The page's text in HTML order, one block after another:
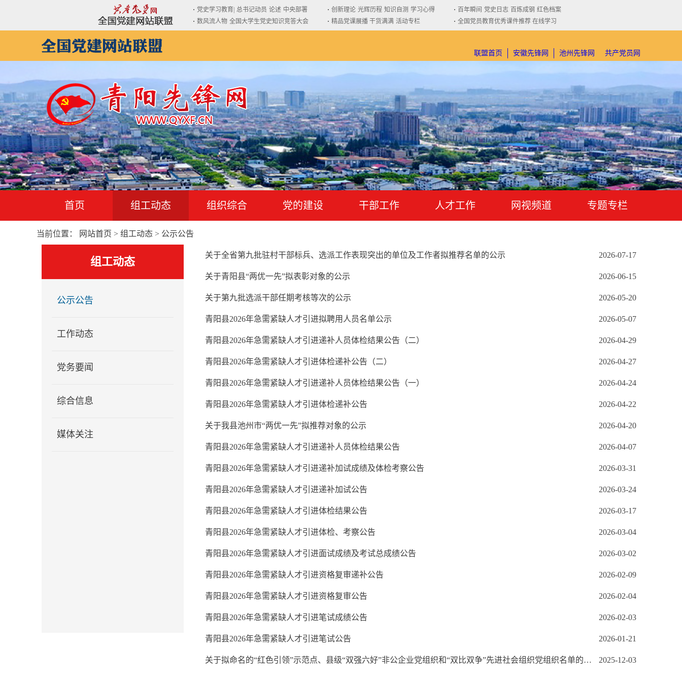
党史学习教育| 总书记动员 论述 中央部署
数风流人物 全国大学生党史知识竞答大会
创新理论 光辉历程 知识自测 学习心得
精品党课展播 干货满满 活动专栏
百年瞬间 党史日志 百炼成钢 红色档案
全国党员教育优秀课件推荐 在线学习
联盟首页 安徽先锋网 池州先锋网 共产党员网
首页 组工动态 组织综合 党的建设 干部工作 人才工作 网视频道 专题专栏
当前位置： 网站首页 > 组工动态 > 公示公告
组工动态
公示公告
工作动态
党务要闻
综合信息
媒体关注
2026-07-17
关于全省第九批驻村干部标兵、选派工作表现突出的单位及工作者拟推荐名单的公示
2026-06-15
关于青阳县“两优一先”拟表彰对象的公示
2026-05-20
关于第九批选派干部任期考核等次的公示
2026-05-07
青阳县2026年急需紧缺人才引进拟聘用人员名单公示
2026-04-29
青阳县2026年急需紧缺人才引进递补人员体检结果公告（二）
2026-04-27
青阳县2026年急需紧缺人才引进体检递补公告（二）
2026-04-24
青阳县2026年急需紧缺人才引进递补人员体检结果公告（一）
2026-04-22
青阳县2026年急需紧缺人才引进体检递补公告
2026-04-20
关于我县池州市“两优一先”拟推荐对象的公示
2026-04-07
青阳县2026年急需紧缺人才引进递补人员体检结果公告
2026-03-31
青阳县2026年急需紧缺人才引进递补加试成绩及体检考察公告
2026-03-24
青阳县2026年急需紧缺人才引进递补加试公告
2026-03-17
青阳县2026年急需紧缺人才引进体检结果公告
2026-03-04
青阳县2026年急需紧缺人才引进体检、考察公告
2026-03-02
青阳县2026年急需紧缺人才引进面试成绩及考试总成绩公告
2026-02-09
青阳县2026年急需紧缺人才引进资格复审递补公告
2026-02-04
青阳县2026年急需紧缺人才引进资格复审公告
2026-02-03
青阳县2026年急需紧缺人才引进笔试成绩公告
2026-01-21
青阳县2026年急需紧缺人才引进笔试公告
2025-12-03
关于拟命名的“红色引领”示范点、县级“双强六好”非公企业党组织和“双比双争”先进社会组织党组织名单的公示